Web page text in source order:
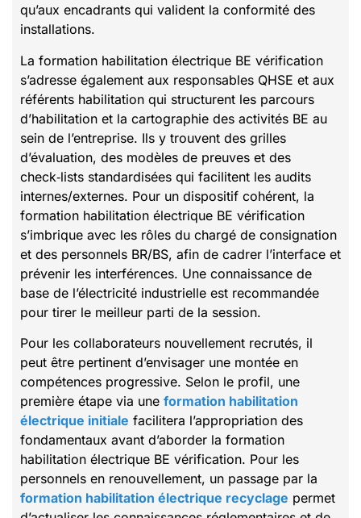
qu’aux encadrants qui valident la conformité des
installations.
La formation habilitation électrique BE vérification
s’adresse également aux responsables QHSE et aux
référents habilitation qui structurent les parcours
d’habilitation et la cartographie des activités BE au
sein de l’entreprise. Ils y trouvent des grilles
d’évaluation, des modèles de preuves et des
check‑lists standardisées qui facilitent les audits
internes/externes. Pour un dispositif cohérent, la
formation habilitation électrique BE vérification
s’imbrique avec les rôles du chargé de consignation
et des personnels BR/BS, afin de cadrer l’interface et
prévenir les interférences. Une connaissance de
base de l’électricité industrielle est recommandée
pour tirer le meilleur parti de la session.
Pour les collaborateurs nouvellement recrutés, il
peut être pertinent d’envisager une montée en
compétences progressive. Selon le profil, une
première étape via une formation habilitation
électrique initiale facilitera l’appropriation des
fondamentaux avant d’aborder la formation
habilitation électrique BE vérification. Pour les
personnels en renouvellement, un passage par la
formation habilitation électrique recyclage permet